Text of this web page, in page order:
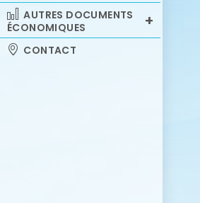
AUTRES DOCUMENTS
ÉCONOMIQUES
CONTACT